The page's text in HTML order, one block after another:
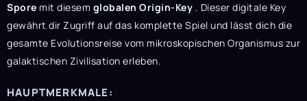
Spore mit diesem globalen Origin-Key . Dieser digitale Key
gewährt dir Zugriff auf das komplette Spiel und lässt dich die
gesamte Evolutionsreise vom mikroskopischen Organismus zur
galaktischen Zivilisation erleben.
HAUPTMERKMALE: